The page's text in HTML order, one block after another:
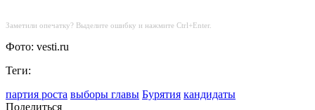
Заметили опечатку? Выделите ошибку и нажмите Ctrl+Enter.
Фото: vesti.ru
Теги:
партия роста выборы главы Бурятия кандидаты
Поделиться